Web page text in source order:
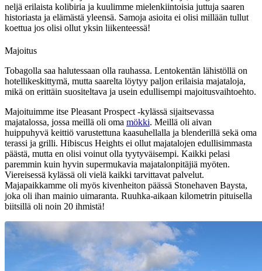
neljä erilaista kolibiria ja kuulimme mielenkiintoisia juttuja saaren
historiasta ja elämästä yleensä. Samoja asioita ei olisi millään tullut
koettua jos olisi ollut yksin liikenteessä!
Majoitus
Tobagolla saa halutessaan olla rauhassa. Lentokentän lähistöllä on
hotellikeskittymä, mutta saarelta löytyy paljon erilaisia majataloja,
mikä on erittäin suositeltava ja usein edullisempi majoitusvaihtoehto.
Majoituimme itse Pleasant Prospect -kylässä sijaitsevassa
majatalossa, jossa meillä oli oma mökki. Meillä oli aivan
huippuhyvä keittiö varustettuna kaasuhellalla ja blenderillä sekä oma
terassi ja grilli. Hibiscus Heights ei ollut majatalojen edullisimmasta
päästä, mutta en olisi voinut olla tyytyväisempi. Kaikki pelasi
paremmin kuin hyvin supermukavia majatalonpitäjiä myöten.
Viereisessä kylässä oli vielä kaikki tarvittavat palvelut.
Majapaikkamme oli myös kivenheiton päässä Stonehaven Baysta,
joka oli ihan mainio uimaranta. Ruuhka-aikaan kilometrin pituisella
biitsillä oli noin 20 ihmistä!